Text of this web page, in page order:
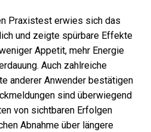
Praxistest erwies sich das
und zeigte spürbare Effekte
Appetit, mehr Energie
Auch zahlreiche
anderer Anwender bestätigen
sind überwiegend
von sichtbaren Erfolgen
Abnahme über längere